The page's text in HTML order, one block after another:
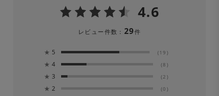
4.6
レビュー件数： 29件
★ 5 (19)
★ 4 (8)
★ 3 (2)
★ 2 (0)